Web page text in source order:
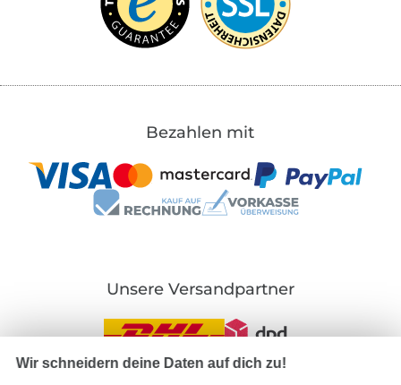
Bezahlen mit
Unsere Versandpartner
Wir schneidern deine Daten auf dich zu!